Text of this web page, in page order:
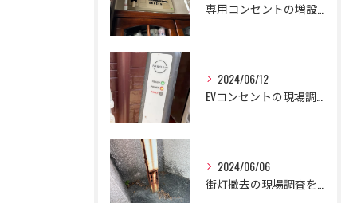
2024/06/12
2024/06/06